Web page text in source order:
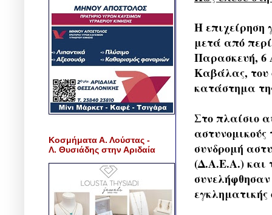
Η επιχείρηση
μετά από
Παρασκευή, 6
Καβάλας, του
κατάστημα
Στο πλαίσιο
αστυνομικούς
συνδρομή
(Δ.Α.Ε.Α.) και
Κοσμήματα Α. Λούστας -
Λ. Θυσιάδης στην Αριδαία